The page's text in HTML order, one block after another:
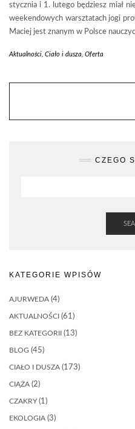
stycznia i 1. lutego będziesz miał
weekendowych warsztatach jogi
Maciej jest znanym w Polsce
Aktualności Ciało i dusza Oferta
CZEGO
KATEGORIE WPISÓW
AJURWEDA (4)
AKTUALNOŚCI (61)
BEZ KATEGORII (13)
BLOG (45)
CIAŁO I DUSZA (173)
CIĄŻA (2)
CZAKRY(1)
EKOLOGIA (3)